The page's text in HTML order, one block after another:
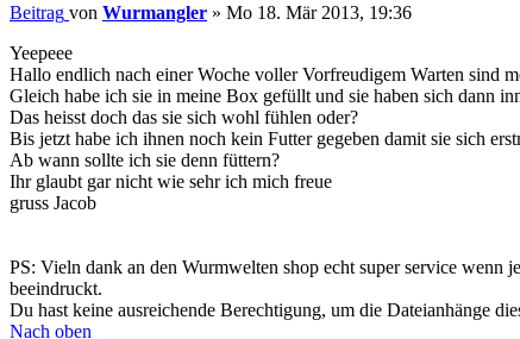
Beitrag von Wurmangler » Mo 18. Mär 2013, 19:36
Yeepeee
Hallo endlich nach einer Woche voller Vorfreudigem Warten sind
Gleich habe ich sie in meine Box gefüllt und sie haben sich dann
Das heisst doch das sie sich wohl fühlen oder?
Bis jetzt habe ich ihnen noch kein Futter gegeben damit sie sich
Ab wann sollte ich sie denn füttern?
Ihr glaubt gar nicht wie sehr ich mich freue
gruss Jacob
PS: Vieln dank an den Wurmwelten shop echt super service
beeindruckt.
Du hast keine ausreichende Berechtigung, um die Dateianhänge
Nach oben